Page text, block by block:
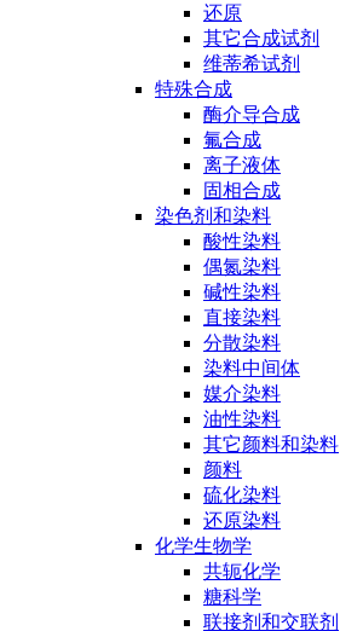
还原
其它合成试剂
维蒂希试剂
特殊合成
酶介导合成
氟合成
离子液体
固相合成
染色剂和染料
酸性染料
偶氮染料
碱性染料
直接染料
分散染料
染料中间体
媒介染料
油性染料
其它颜料和染料
颜料
硫化染料
还原染料
化学生物学
共轭化学
糖科学
联接剂和交联剂